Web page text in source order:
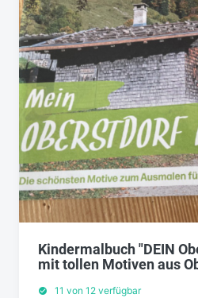
Kindermalbuch "DEIN
mit tollen Motiven aus
11 von 12 verfügbar